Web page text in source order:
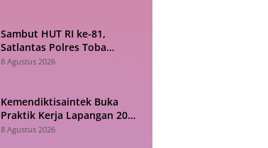
Sambut HUT RI ke-81,
Satlantas Polres Toba
Bagikan Sembako ke Warga
8 Agustus 2026
Kemendiktisaintek Buka
Praktik Kerja Lapangan 2026
Batch 3, Ada 9 Formasi, Cek
8 Agustus 2026